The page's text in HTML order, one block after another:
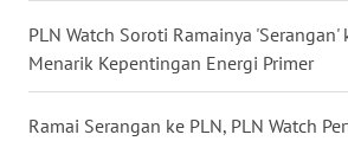
PLN Watch Soroti Ramainya 'Serangan'
Menarik Kepentingan Energi Primer
Ramai Serangan ke PLN, PLN Watch
WN
JATENG
WN
NUSANTARA